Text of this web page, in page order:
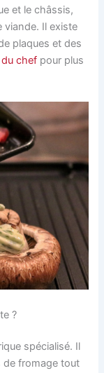
et le châssis,
viande. Il existe
plaques et des
chef pour plus
?
spécialisé. Il
de fromage tout